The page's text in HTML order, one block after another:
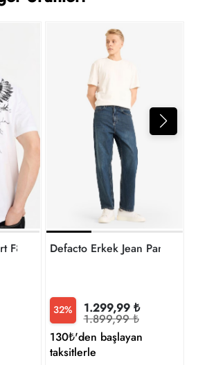
F8170AX/WT34
Defacto Erkek Jean
32% 1.299,99 ₺
1.899,99 ₺
130₺'den başlayan
taksitlerle